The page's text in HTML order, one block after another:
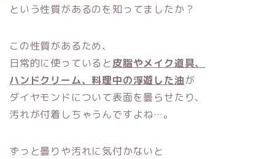
という性質があるのを知ってましたか？
この性質があるため、
日常的に使っていると皮脂やメイク道具、
ハンドクリーム、料理中の浮遊した油が
ダイヤモンドについて表面を曇らせたり、
汚れが付着しちゃうんですよね…。
ずっと曇りや汚れに気付かないと